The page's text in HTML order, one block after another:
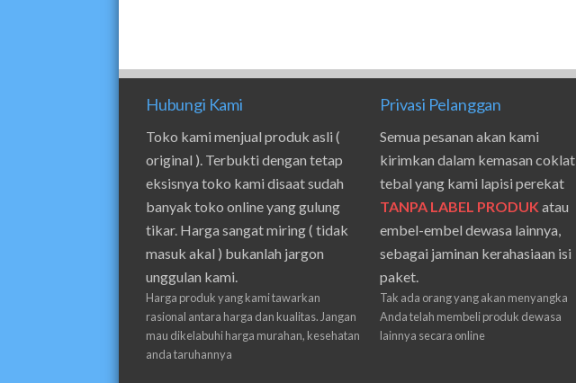
Hubungi Kami
Toko kami menjual produk asli (
original ). Terbukti dengan tetap
eksisnya toko kami disaat sudah
banyak toko online yang gulung
tikar. Harga sangat miring ( tidak
masuk akal ) bukanlah jargon
unggulan kami.
Harga produk yang kami tawarkan
rasional antara harga dan kualitas. Jangan
mau dikelabuhi harga murahan, kesehatan
anda taruhannya
Privasi Pelanggan
Semua pesanan akan kami
kirimkan dalam kemasan coklat
tebal yang kami lapisi perekat
TANPA LABEL PRODUKatau
embel-embel dewasa lainnya,
sebagai jaminan kerahasiaan isi
paket.
Tak ada orang yang akan menyangka
Anda telah membeli produk dewasa
lainnya secara online